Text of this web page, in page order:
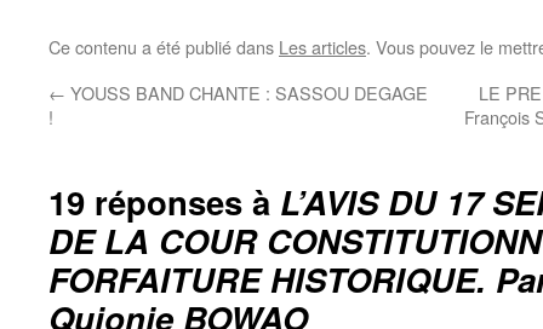
Ce contenu a été publié dans Les articles. Vous pouvez le
← YOUSS BAND CHANTE : SASSOU DEGAGE
!
LE
François
19 réponses à L’AVIS DU 17
DE LA COUR
FORFAITURE HISTORIQUE.
Quionie BOWAO